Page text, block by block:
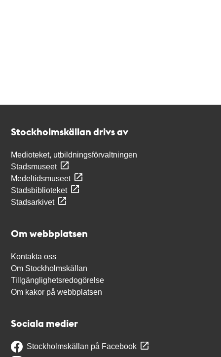
Stockholmskällan drivs av
Medioteket, utbildningsförvaltningen
Stadsmuseet
Medeltidsmuseet
Stadsbiblioteket
Stadsarkivet
Om webbplatsen
Kontakta oss
Om Stockholmskällan
Tillgänglighetsredogörelse
Om kakor på webbplatsen
Sociala medier
Stockholmskällan på Facebook